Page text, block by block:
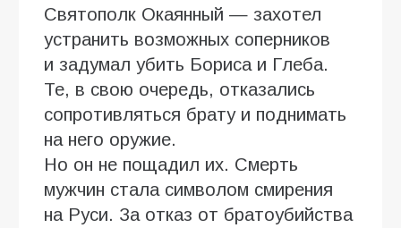
Святополк Окаянный — захотел
устранить возможных соперников
и задумал убить Бориса и Глеба.
Те, в свою очередь, отказались
сопротивляться брату и поднимать
на него оружие.
Но он не пощадил их. Смерть
мужчин стала символом смирения
на Руси. За отказ от братоубийства